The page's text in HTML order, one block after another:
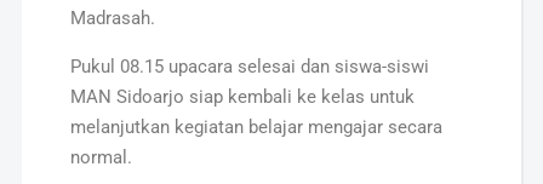
Madrasah.
Pukul 08.15 upacara selesai dan siswa-siswi
MAN Sidoarjo siap kembali ke kelas untuk
melanjutkan kegiatan belajar mengajar secara
normal.